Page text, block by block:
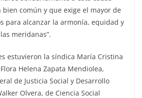
común y que exige el mayor de
para alcanzar la armonía, equidad y
meridanas”.
estuvieron la síndica María Cristina
Helena Zapata Mendiolea,
de Justicia Social y Desarrollo
Olvera, de Ciencia Social